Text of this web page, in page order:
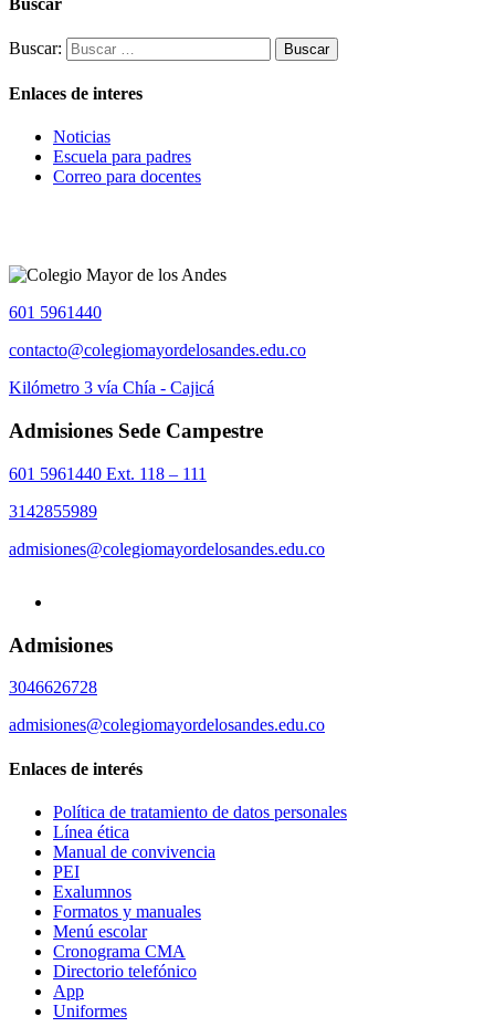
Buscar:
Enlaces de interes
Noticias
Escuela para padres
Correo para docentes
601 5961440
contacto@colegiomayordelosandes.edu.co
Kilómetro 3 vía Chía - Cajicá
Admisiones Sede Campestre
601 5961440 Ext. 118 – 111
3142855989
admisiones@colegiomayordelosandes.edu.co
Admisiones
3046626728
admisiones@colegiomayordelosandes.edu.co
Enlaces de interés
Política de tratamiento de datos personales
Línea ética
Manual de convivencia
PEI
Exalumnos
Formatos y manuales
Menú escolar
Cronograma CMA
Directorio telefónico
App
Uniformes